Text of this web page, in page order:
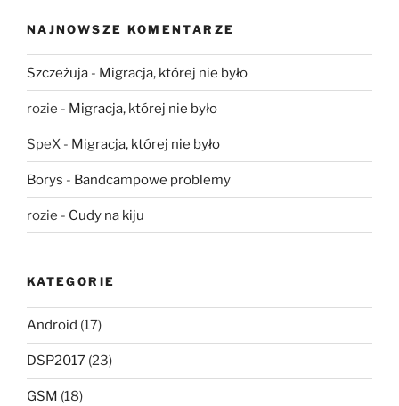
NAJNOWSZE KOMENTARZE
Szczeżuja - Migracja, której nie było
rozie - Migracja, której nie było
SpeX - Migracja, której nie było
Borys - Bandcampowe problemy
rozie - Cudy na kiju
KATEGORIE
Android (17)
DSP2017 (23)
GSM (18)